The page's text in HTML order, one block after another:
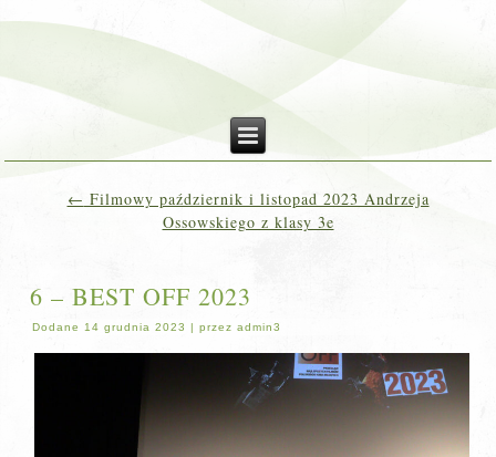
← Filmowy październik i listopad 2023 Andrzeja
Ossowskiego z klasy 3e
6 – BEST OFF 2023
Dodane 14 grudnia 2023 |przez admin3